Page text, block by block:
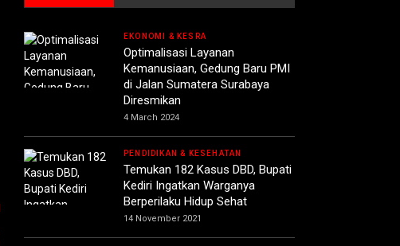
EKONOMI & KESRA
Optimalisasi Layanan
Kemanusiaan, Gedung Baru PMI
di Jalan Sumatera Surabaya
Diresmikan
4 March 2024
PENDIDIKAN & KESEHATAN
Temukan 182 Kasus DBD, Bupati
Kediri Ingatkan Warganya
Berperilaku Hidup Sehat
14 November 2021